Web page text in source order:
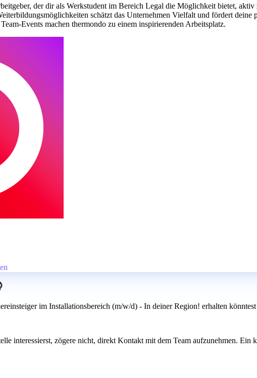
der dir als Werkstudent im Bereich Legal die Möglichkeit bietet,
schätzt das Unternehmen Vielfalt und fördert
Events machen thermondo zu einem inspirierenden Arbeitsplatz.
im Installationsbereich (m/w/d) - In deiner Region! erhalten könntest
interessierst, zögere nicht, direkt Kontakt mit dem Team aufzunehmen.